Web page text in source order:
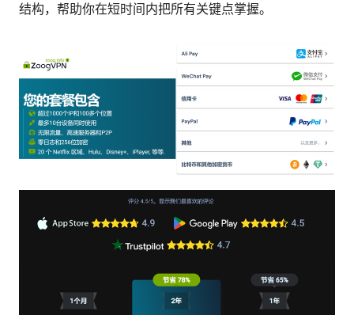
结构，帮助你在短时间内把所有关键点掌握。